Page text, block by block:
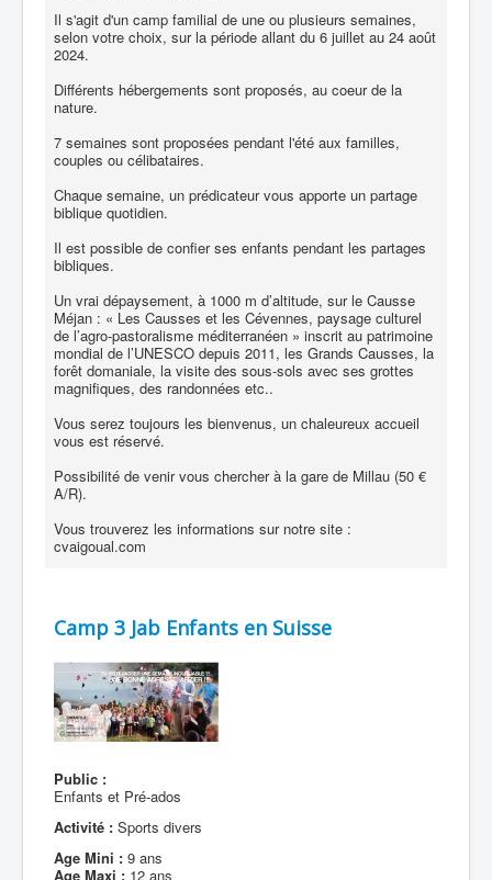
Il s'agit d'un camp familial de une ou plusieurs semaines,
selon votre choix, sur la période allant du 6 juillet au 24 août
2024.
Différents hébergements sont proposés, au coeur de la
nature.
7 semaines sont proposées pendant l'été aux familles,
couples ou célibataires.
Chaque semaine, un prédicateur vous apporte un partage
biblique quotidien.
Il est possible de confier ses enfants pendant les partages
bibliques.
Un vrai dépaysement, à 1000 m d’altitude, sur le Causse
Méjan : « Les Causses et les Cévennes, paysage culturel
de l’agro-pastoralisme méditerranéen » inscrit au patrimoine
mondial de l’UNESCO depuis 2011, les Grands Causses, la
forêt domaniale, la visite des sous-sols avec ses grottes
magnifiques, des randonnées etc..
Vous serez toujours les bienvenus, un chaleureux accueil
vous est réservé.
Possibilité de venir vous chercher à la gare de Millau (50 €
A/R).
Vous trouverez les informations sur notre site :
cvaigoual.com
Camp 3 Jab Enfants en Suisse
Public :
Enfants et Pré-ados
Activité : Sports divers
Age Mini : 9 ans
Age Maxi : 12 ans